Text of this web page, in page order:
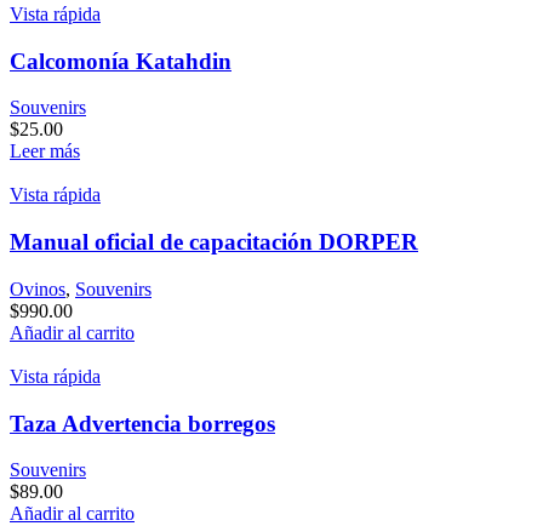
Vista rápida
Calcomonía Katahdin
Souvenirs
$25.00
Leer más
Vista rápida
Manual oficial de capacitación DORPER
Ovinos, Souvenirs
$990.00
Añadir al carrito
Vista rápida
Taza Advertencia borregos
Souvenirs
$89.00
Añadir al carrito